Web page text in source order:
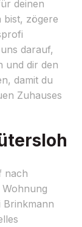
deinen
bist, zögere
darauf,
und dir den
damit du
Zuhauses
nach
Brinkmann